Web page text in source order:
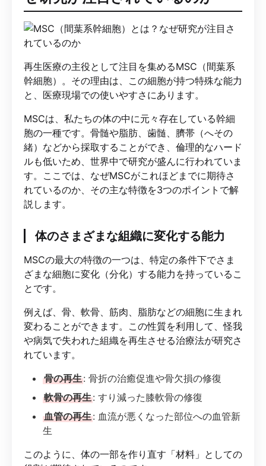
再生医療の主役として注目を集めるMSC（間葉系
幹細胞）。その理由は、この細胞が持つ特殊な能力
と、医療現場での使いやすさにあります。
MSCは、私たちの体の中に元々存在している幹細
胞の一種です。骨髄や脂肪、歯髄、臍帯（へその
緒）などから採取することができ、倫理的なハード
ルも低いため、世界中で研究が盛んに行われていま
す。ここでは、なぜMSCがこれほどまでに期待さ
れているのか、その主な特徴を3つのポイントで解
説します。
体のさまざまな組織に変化する能力
MSCの最大の特徴の一つは、特定の条件下でさま
ざまな細胞に変化（分化）する能力を持っているこ
とです。
例えば、骨、軟骨、筋肉、脂肪などの細胞に生まれ
変わることができます。この性質を利用して、怪我
や病気で失われた組織を再生させる治療法が研究さ
れています。
骨の再生: 骨折の治癒促進や骨欠損の修復
軟骨の再生: すり減った膝軟骨の修復
血管の再生: 血流が悪くなった部位への血管新
生
このように、体の一部を作り直す「材料」としての